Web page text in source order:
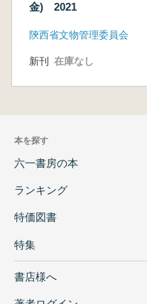
金) 2021
陝西省文物管理委員会
新刊 在庫なし
本を探す
六一書房の本
ランキング
特価図書
特集
書店様へ